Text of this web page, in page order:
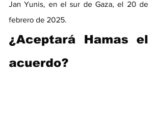
Jan Yunis, en el sur de Gaza, el 20 de
febrero de 2025.
¿Aceptará Hamas el
acuerdo?